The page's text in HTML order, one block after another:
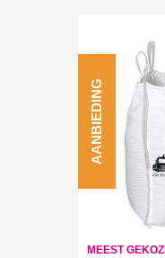
MEEST
AANBIEDING